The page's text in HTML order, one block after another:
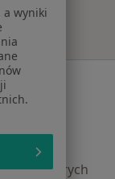
których
a wyniki